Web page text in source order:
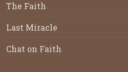
The Faith
Last Miracle
Chat on Faith